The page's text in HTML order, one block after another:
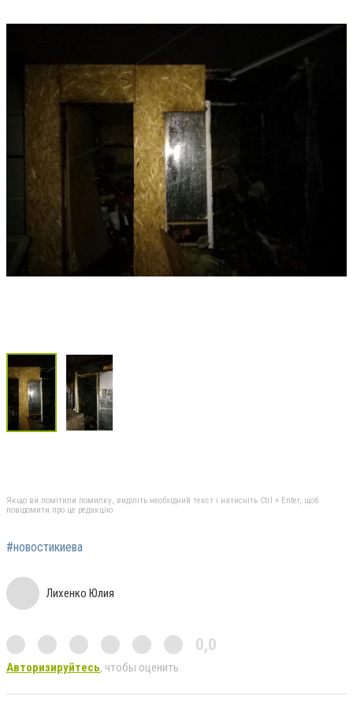
Якщо ви помітили помилку, виділіть необхідний текст і натисніть Ctrl + Enter, щоб
повідомити про це редакцію
#новостикиева
Лихенко Юлия
0,0
Авторизируйтесь, чтобы оценить